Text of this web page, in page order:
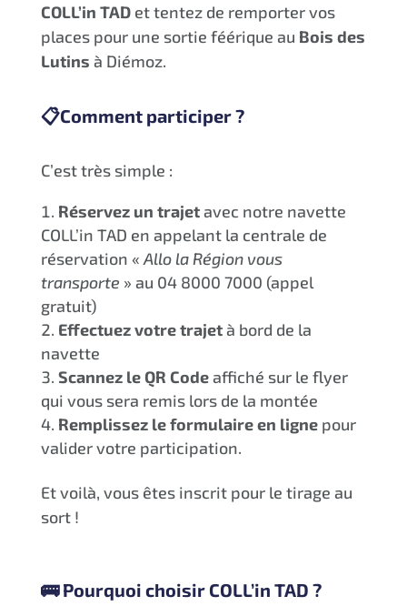
COLL’in TADet tentez de remporter vos
places pour une sortie féérique au Bois des
Lutins à Diémoz.
📋Comment participer ?
C’est très simple :
Réservez un trajetavec notre navette
COLL’in TAD en appelant la centrale de
réservation « Allo la Région vous
transporte » au 04 8000 7000 (appel
gratuit)
Effectuez votre trajetà bord de la
navette
Scannez le QR Codeaffiché sur le flyer
qui vous sera remis lors de la montée
Remplissez le formulaire en lignepour
valider votre participation.
Et voilà, vous êtes inscrit pour le tirage au
sort !
🚌 Pourquoi choisir COLL’in TAD ?